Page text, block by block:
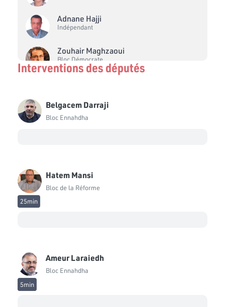
Interventions des députés
Belgacem Darraji
Bloc Ennahdha
Hatem Mansi
Bloc de la Réforme
25min
Ameur Laraiedh
Bloc Ennahdha
5min
Adnane Hajji
Indépendant
Zouhair Maghzaoui
Bloc Démocrate
Noureddine Bhiri
Mohamed Zrig
Bloc Ennahdha
Yassine Ayari